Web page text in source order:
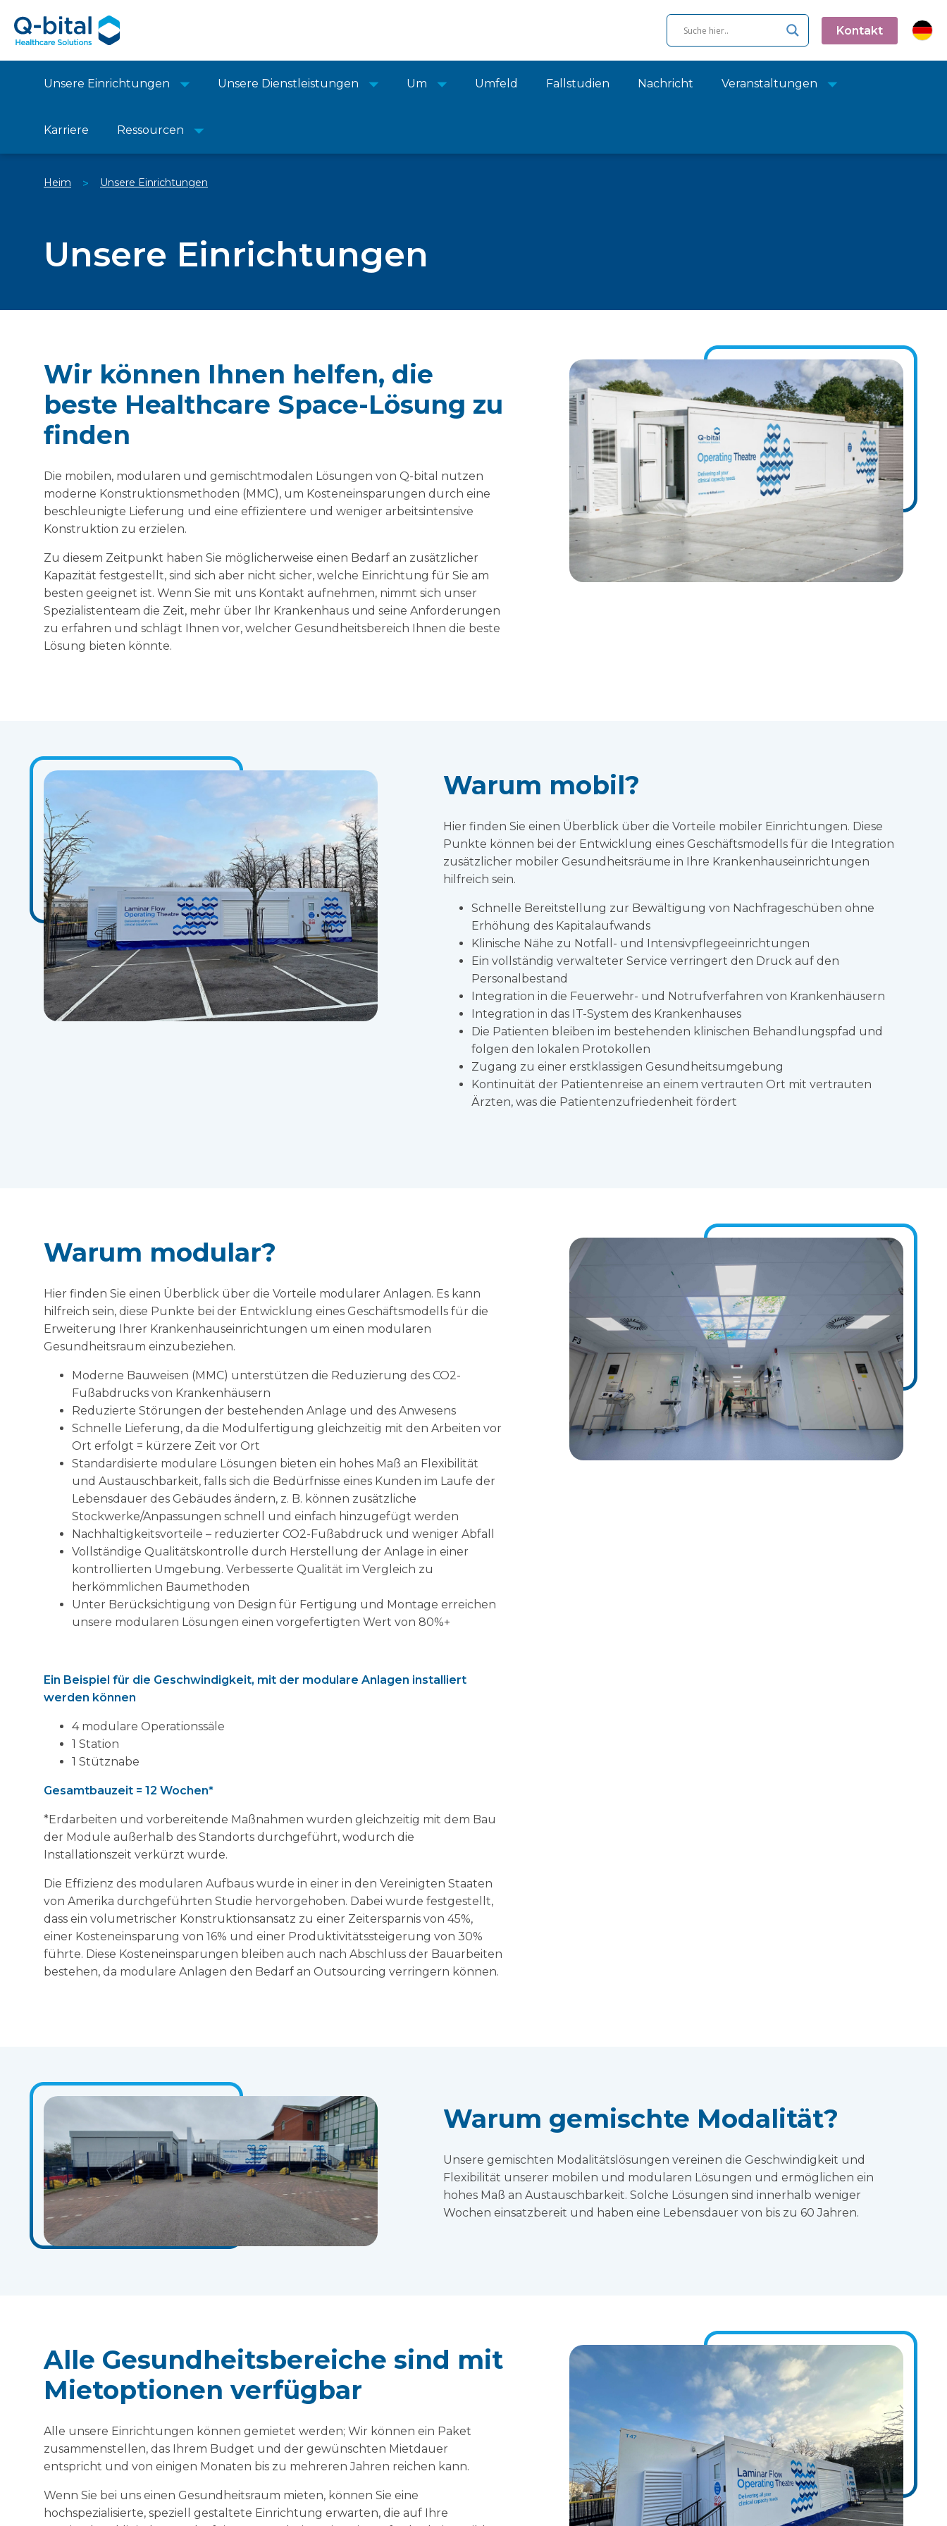
Kontakt
Unsere Einrichtungen Unsere Dienstleistungen Um Umfeld Fallstudien Nachricht Veranstaltungen
Karriere Ressourcen
Heim > Unsere Einrichtungen
Unsere Einrichtungen
Wir können Ihnen helfen, die
beste Healthcare Space-Lösung zu
finden
Die mobilen, modularen und gemischtmodalen Lösungen von Q-bital nutzen
moderne Konstruktionsmethoden (MMC), um Kosteneinsparungen durch eine
beschleunigte Lieferung und eine effizientere und weniger arbeitsintensive
Konstruktion zu erzielen.
Zu diesem Zeitpunkt haben Sie möglicherweise einen Bedarf an zusätzlicher
Kapazität festgestellt, sind sich aber nicht sicher, welche Einrichtung für Sie am
besten geeignet ist. Wenn Sie mit uns Kontakt aufnehmen, nimmt sich unser
Spezialistenteam die Zeit, mehr über Ihr Krankenhaus und seine Anforderungen
zu erfahren und schlägt Ihnen vor, welcher Gesundheitsbereich Ihnen die beste
Lösung bieten könnte.
Warum mobil?
Hier finden Sie einen Überblick über die Vorteile mobiler Einrichtungen. Diese
Punkte können bei der Entwicklung eines Geschäftsmodells für die Integration
zusätzlicher mobiler Gesundheitsräume in Ihre Krankenhauseinrichtungen
hilfreich sein.
Schnelle Bereitstellung zur Bewältigung von Nachfrageschüben ohne
Erhöhung des Kapitalaufwands
Klinische Nähe zu Notfall- und Intensivpflegeeinrichtungen
Ein vollständig verwalteter Service verringert den Druck auf den
Personalbestand
Integration in die Feuerwehr- und Notrufverfahren von Krankenhäusern
Integration in das IT-System des Krankenhauses
Die Patienten bleiben im bestehenden klinischen Behandlungspfad und
folgen den lokalen Protokollen
Zugang zu einer erstklassigen Gesundheitsumgebung
Kontinuität der Patientenreise an einem vertrauten Ort mit vertrauten
Ärzten, was die Patientenzufriedenheit fördert
Warum modular?
Hier finden Sie einen Überblick über die Vorteile modularer Anlagen. Es kann
hilfreich sein, diese Punkte bei der Entwicklung eines Geschäftsmodells für die
Erweiterung Ihrer Krankenhauseinrichtungen um einen modularen
Gesundheitsraum einzubeziehen.
Moderne Bauweisen (MMC) unterstützen die Reduzierung des CO2-
Fußabdrucks von Krankenhäusern
Reduzierte Störungen der bestehenden Anlage und des Anwesens
Schnelle Lieferung, da die Modulfertigung gleichzeitig mit den Arbeiten vor
Ort erfolgt = kürzere Zeit vor Ort
Standardisierte modulare Lösungen bieten ein hohes Maß an Flexibilität
und Austauschbarkeit, falls sich die Bedürfnisse eines Kunden im Laufe der
Lebensdauer des Gebäudes ändern, z. B. können zusätzliche
Stockwerke/Anpassungen schnell und einfach hinzugefügt werden
Nachhaltigkeitsvorteile – reduzierter CO2-Fußabdruck und weniger Abfall
Vollständige Qualitätskontrolle durch Herstellung der Anlage in einer
kontrollierten Umgebung. Verbesserte Qualität im Vergleich zu
herkömmlichen Baumethoden
Unter Berücksichtigung von Design für Fertigung und Montage erreichen
unsere modularen Lösungen einen vorgefertigten Wert von 80%+
Ein Beispiel für die Geschwindigkeit, mit der modulare Anlagen installiert
werden können
4 modulare Operationssäle
1 Station
1 Stütznabe
Gesamtbauzeit = 12 Wochen*
*Erdarbeiten und vorbereitende Maßnahmen wurden gleichzeitig mit dem Bau
der Module außerhalb des Standorts durchgeführt, wodurch die
Installationszeit verkürzt wurde.
Die Effizienz des modularen Aufbaus wurde in einer in den Vereinigten Staaten
von Amerika durchgeführten Studie hervorgehoben. Dabei wurde festgestellt,
dass ein volumetrischer Konstruktionsansatz zu einer Zeitersparnis von 45%,
einer Kosteneinsparung von 16% und einer Produktivitätssteigerung von 30%
führte. Diese Kosteneinsparungen bleiben auch nach Abschluss der Bauarbeiten
bestehen, da modulare Anlagen den Bedarf an Outsourcing verringern können.
Warum gemischte Modalität?
Unsere gemischten Modalitätslösungen vereinen die Geschwindigkeit und
Flexibilität unserer mobilen und modularen Lösungen und ermöglichen ein
hohes Maß an Austauschbarkeit. Solche Lösungen sind innerhalb weniger
Wochen einsatzbereit und haben eine Lebensdauer von bis zu 60 Jahren.
Alle Gesundheitsbereiche sind mit
Mietoptionen verfügbar
Alle unsere Einrichtungen können gemietet werden; Wir können ein Paket
zusammenstellen, das Ihrem Budget und der gewünschten Mietdauer
entspricht und von einigen Monaten bis zu mehreren Jahren reichen kann.
Wenn Sie bei uns einen Gesundheitsraum mieten, können Sie eine
hochspezialisierte, speziell gestaltete Einrichtung erwarten, die auf Ihre